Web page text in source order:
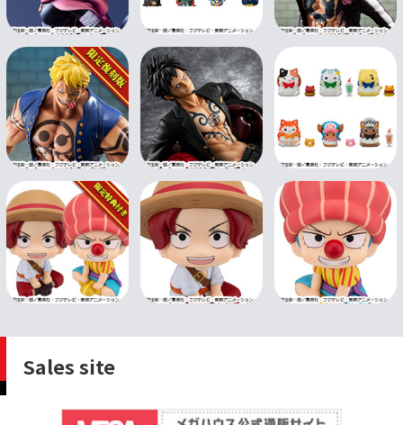
Sales site